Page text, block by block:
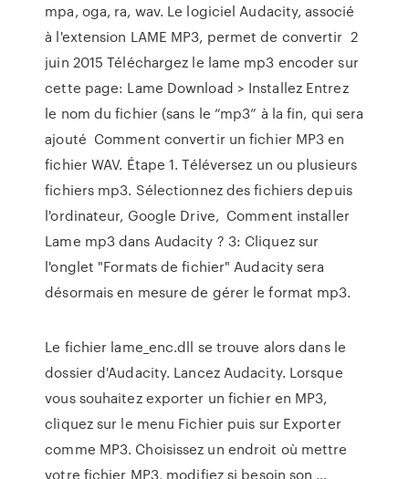
mpa, oga, ra, wav. Le logiciel Audacity, associé
à l'extension LAME MP3, permet de convertir 2
juin 2015 Téléchargez le lame mp3 encoder sur
cette page: Lame Download > Installez Entrez
le nom du fichier (sans le “mp3” à la fin, qui sera
ajouté Comment convertir un fichier MP3 en
fichier WAV. Étape 1. Téléversez un ou plusieurs
fichiers mp3. Sélectionnez des fichiers depuis
l'ordinateur, Google Drive, Comment installer
Lame mp3 dans Audacity ? 3: Cliquez sur
l'onglet "Formats de fichier" Audacity sera
désormais en mesure de gérer le format mp3.
Le fichier lame_enc.dll se trouve alors dans le
dossier d'Audacity. Lancez Audacity. Lorsque
vous souhaitez exporter un fichier en MP3,
cliquez sur le menu Fichier puis sur Exporter
comme MP3. Choisissez un endroit où mettre
votre fichier MP3, modifiez si besoin son …